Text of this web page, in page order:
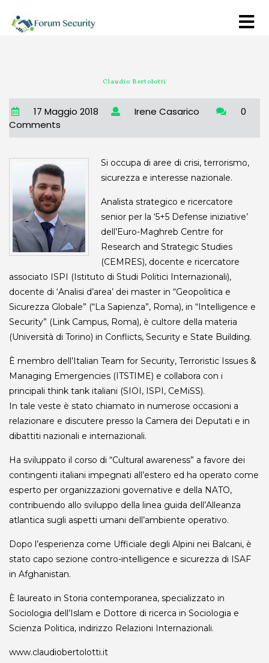
Claudio Bertolotti
17 Maggio 2018 Irene Casarico
0
Comments
Si occupa di aree di crisi, terrorismo,
sicurezza e interesse nazionale.
Analista strategico e ricercatore
senior per la ‘5+5 Defense iniziative’
dell’Euro-Maghreb Centre for
Research and Strategic Studies
(CEMRES), docente e ricercatore
associato ISPI (Istituto di Studi Politici Internazionali),
docente di ‘Analisi d’area’ dei master in “Geopolitica e
Sicurezza Globale” (“La Sapienza”, Roma), in “Intelligence e
Security” (Link Campus, Roma), è cultore della materia
(Università di Torino) in Conflicts, Security e State Building.
È membro dell’Italian Team for Security, Terroristic Issues &
Managing Emergencies (ITSTIME) e collabora con i
principali think tank italiani (SIOI, ISPI, CeMiSS).
In tale veste è stato chiamato in numerose occasioni a
relazionare e discutere presso la Camera dei Deputati e in
dibattiti nazionali e internazionali.
Ha sviluppato il corso di “Cultural awareness” a favore dei
contingenti italiani impegnati all’estero ed ha operato come
esperto per organizzazioni governative e della NATO,
contribuendo allo sviluppo della linea guida dell’Alleanza
atlantica sugli aspetti umani dell’ambiente operativo.
Dopo l’esperienza come Ufficiale degli Alpini nei Balcani, è
stato capo sezione contro-intelligence e sicurezza di ISAF
in Afghanistan.
È laureato in Storia contemporanea, specializzato in
Sociologia dell’Islam e Dottore di ricerca in Sociologia e
Scienza Politica, indirizzo Relazioni Internazionali.
www.claudiobertolotti.it